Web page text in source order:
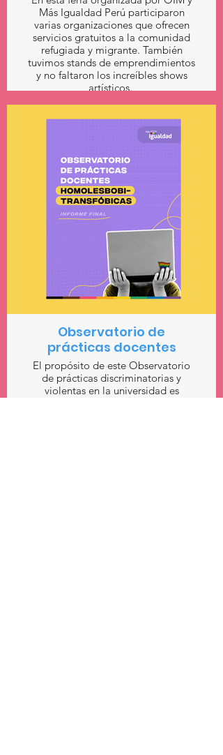
Más Igualdad Perú participaron
varias organizaciones que ofrecen
servicios gratuitos a la comunidad
refugiada y migrante. También
tuvimos stands de emprendimientos
y no faltaron los increíbles shows
artísticos.
Observatorio de
prácticas docentes
El propósito de este Observatorio
de prácticas discriminatorias y
violentas en la universidad es